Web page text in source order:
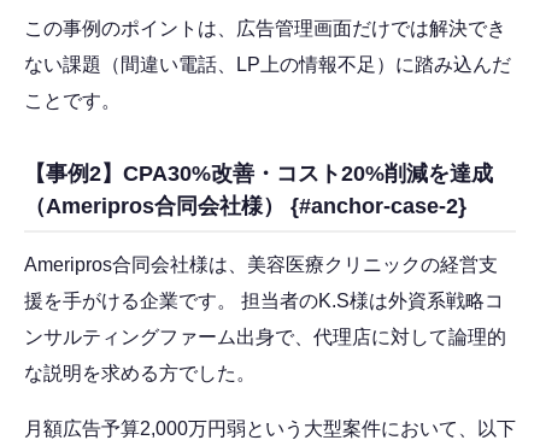
この事例のポイントは、広告管理画面だけでは解決でき
ない課題（間違い電話、LP上の情報不足）に踏み込んだ
ことです。
【事例2】CPA30%改善・コスト20%削減を達成
（Ameripros合同会社様） {#anchor-case-2}
Ameripros合同会社様は、美容医療クリニックの経営支
援を手がける企業です。 担当者のK.S様は外資系戦略コ
ンサルティングファーム出身で、代理店に対して論理的
な説明を求める方でした。
月額広告予算2,000万円弱という大型案件において、以下